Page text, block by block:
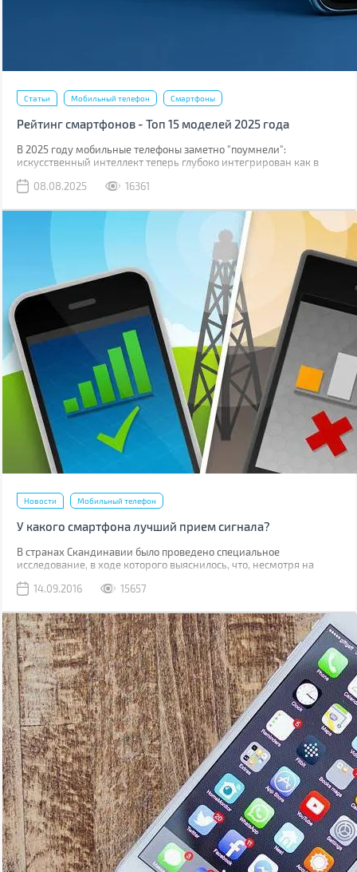
Статьи Мобильный телефон Смартфоны
Рейтинг смартфонов - Топ 15 моделей 2025 года
В 2025 году мобильные телефоны заметно "поумнели":
искусственный интеллект теперь глубоко интегрирован как в
процессоров.
08.08.2025 16361
Новости Мобильный телефон
У какого смартфона лучший прием сигнала?
В странах Скандинавии было проведено специальное
исследование, в ходе которого выяснилось, что, несмотря на
обеспечить качественный прием сигнала!
14.09.2016 15657